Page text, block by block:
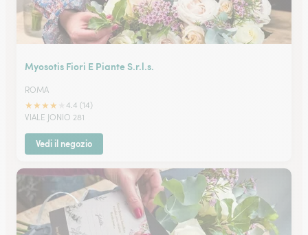
Myosotis Fiori E Piante S.r.l.s.
ROMA
★★★★
4.4 (14)
VIALE JONIO 281
Vedi il negozio